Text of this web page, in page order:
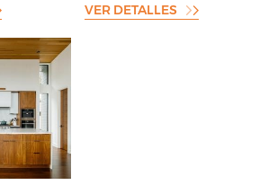
VER DETALLES